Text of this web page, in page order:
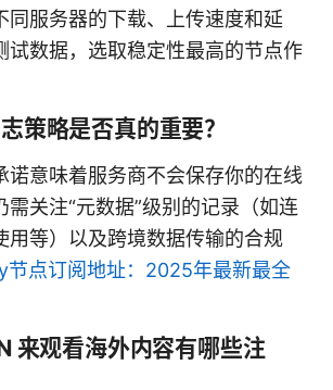
同服务器的下载、上传速度和延
试数据，选取稳定性最高的节点作
策略是否真的重要？
诺意味着服务商不会保存你的在线
需关注“元数据”级别的记录（如连
用等）以及跨境数据传输的合规
节点订阅地址：2025年最新最全
来观看海外内容有哪些注